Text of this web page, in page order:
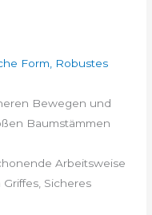
Form, Robustes
Bewegen und
Baumstämmen
Arbeitsweise
Sicheres